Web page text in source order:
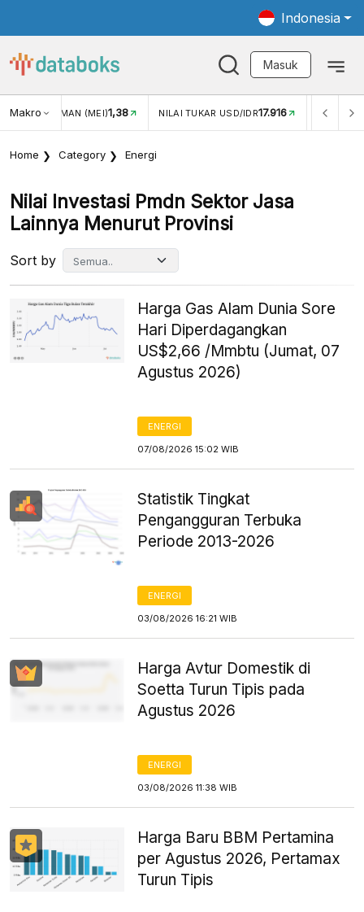
Indonesia
Masuk
Makro
(MEI)1,38 NILAI TUKAR USD/IDR17.916 INFLASI YOY (JUL) 2,88%
Home Category Energi
Nilai Investasi Pmdn Sektor Jasa
Lainnya Menurut Provinsi
Sort by
Harga Gas Alam Dunia Sore
Hari Diperdagangkan
US$2,66 /Mmbtu (Jumat, 07
Agustus 2026)
ENERGI
07/08/2026 15:02 WIB
Statistik Tingkat
Pengangguran Terbuka
Periode 2013-2026
ENERGI
03/08/2026 16:21 WIB
Harga Avtur Domestik di
Soetta Turun Tipis pada
Agustus 2026
ENERGI
03/08/2026 11:38 WIB
Harga Baru BBM Pertamina
per Agustus 2026, Pertamax
Turun Tipis